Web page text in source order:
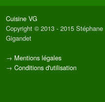
Cuisine VG
Copyright © 2013 - 2015 Stéphane
Gigandet
→ Mentions légales
→ Conditions d'utilisation